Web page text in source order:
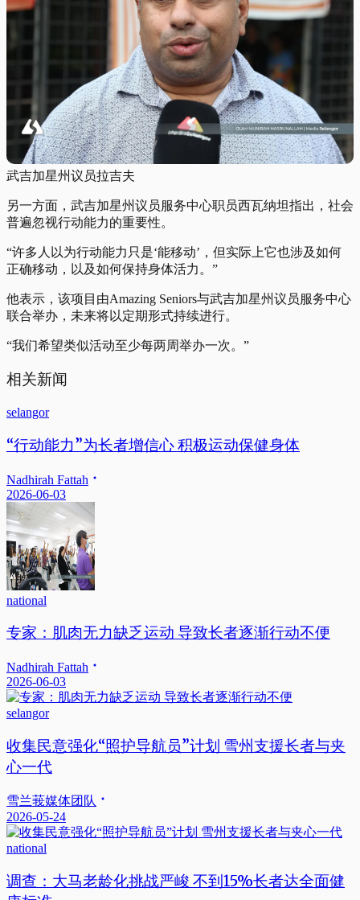
武吉加星州议员拉吉夫
另一方面，武吉加星州议员服务中心职员西瓦纳坦指出，社会
普遍忽视行动能力的重要性。
“许多人以为行动能力只是‘能移动’，但实际上它也涉及如何
正确移动，以及如何保持身体活力。”
他表示，该项目由Amazing Seniors与武吉加星州议员服务中心
联合举办，未来将以定期形式持续进行。
“我们希望类似活动至少每两周举办一次。”
相关新闻
selangor
“行动能力”为长者增信心 积极运动保健身体
Nadhirah Fattah
2026-06-03
national
专家：肌肉无力缺乏运动 导致长者逐渐行动不便
Nadhirah Fattah
2026-06-03
selangor
收集民意强化“照护导航员”计划 雪州支援长者与夹
心一代
雪兰莪媒体团队
2026-05-24
national
调查：大马老龄化挑战严峻 不到15%长者达全面健